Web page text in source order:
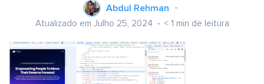
Abdul Rehman
Atualizado em Julho 25, 2024 < 1 min de leitura